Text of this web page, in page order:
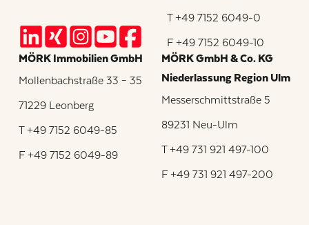
T +49 7152 6049-0
F +49 7152 6049-10
MÖRK Immobilien GmbH
Mollenbachstraße 33 – 35
71229 Leonberg
T +49 7152 6049-85
F +49 7152 6049-89
MÖRK GmbH & Co. KG
Niederlassung Region Ulm
Messerschmittstraße 5
89231 Neu-Ulm
T +49 731 921 497-100
F +49 731 921 497-200